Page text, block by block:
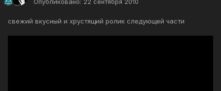
Опубликовано: 22 сентября 2010
свежий вкусный и хрустящий ролик следующей части